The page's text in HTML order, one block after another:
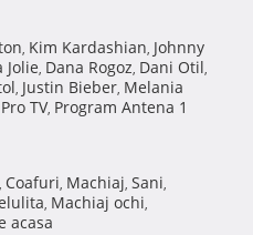
, Kim Kardashian, Johnny
Jolie, Dana Rogoz, Dani Otil,
, Justin Bieber, Melania
TV, Program Antena 1
, Coafuri, Machiaj, Sani,
, Machiaj ochi,
acasa